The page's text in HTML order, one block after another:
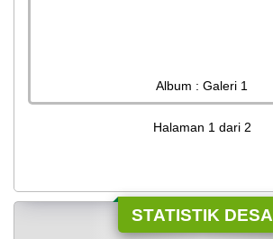
Album : Galeri 1
Halaman 1 dari 2
STATISTIK DESA